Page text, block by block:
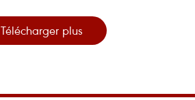
Télécharger plus